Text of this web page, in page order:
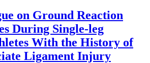
on Ground Reaction
During Single-leg
With the History of
Ligament Injury